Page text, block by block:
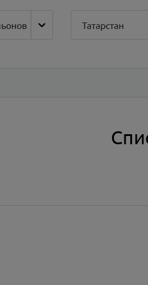
Татарстан